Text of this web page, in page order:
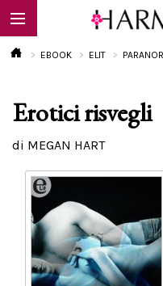
EBOOK
Calendario
EBOOK ELIT
Erotici risvegli
di MEGAN HART